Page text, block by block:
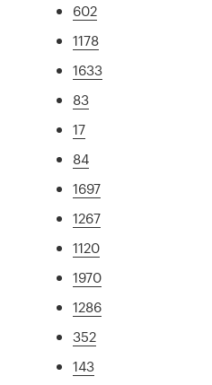
602
1178
1633
83
17
84
1697
1267
1120
1970
1286
352
143